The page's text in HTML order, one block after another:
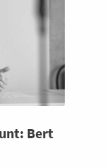
Bert